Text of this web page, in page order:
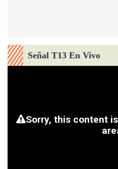
Señal T13 En Vivo